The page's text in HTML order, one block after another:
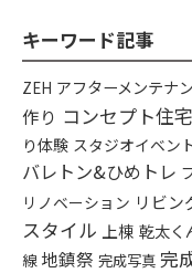
キーワード記事
ZEH アフターメンテナ
作り コンセプト住宅
り体験 スタジオイベン
バレトン&ひめトレ
リノベーション リビン
スタイル 上棟 乾太く
線 地鎮祭 完成写真 完